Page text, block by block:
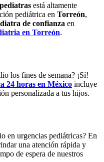
pediatras está altamente
pediátrica en Torreón,
de confianza en
en Torreón.
los fines de semana? ¡Sí!
24 horas en México incluye
personalizada a tus hijos.
en urgencias pediátricas? En
una atención rápida y
de espera de nuestros